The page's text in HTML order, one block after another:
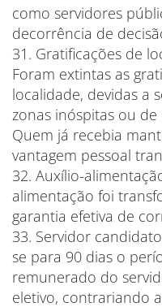
como servidores
decorrência de
31. Gratificações de
Foram extintas as
localidade, devidas a
zonas inóspitas ou
Quem já recebia
vantagem pessoal
32. Auxílio-
alimentação foi
garantia efetiva de
33. Servidor
se para 90 dias o
remunerado do
eletivo, contrariando